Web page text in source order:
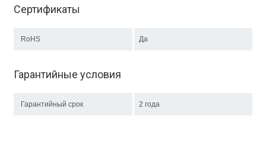
Сертификаты
RoHS Да
Гарантийные условия
Гарантийный срок 2 года